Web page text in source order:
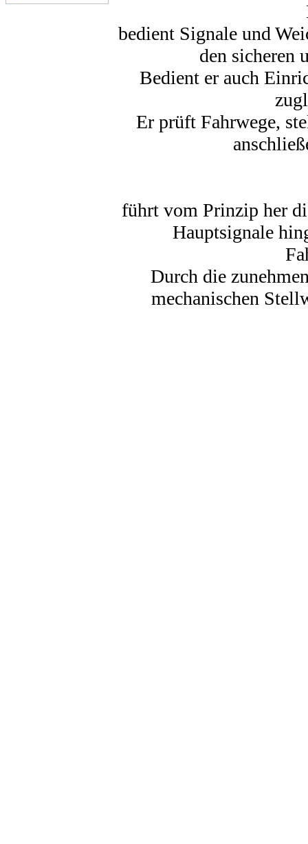
bedient Signale und
den sicheren
Bedient er auch
Er prüft Fahrwege,
führt vom Prinzip her
Hauptsignale
Durch die
mechanischen